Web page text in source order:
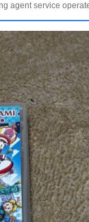
agent service